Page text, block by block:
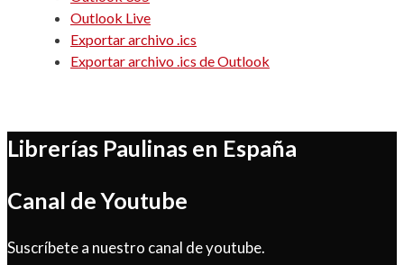
Outlook Live
Exportar archivo .ics
Exportar archivo .ics de Outlook
Librerías Paulinas en España
Canal de Youtube
Suscríbete a nuestro canal de youtube.